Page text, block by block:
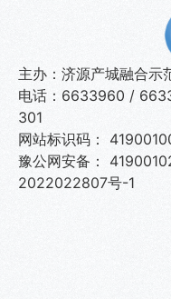
主办：济源产城融合示
电话：6633960 /
301
网站标识码：
豫公网安备：
2022022807号-1